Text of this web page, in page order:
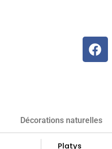
Décorations naturelles